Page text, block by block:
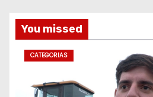
You missed
CATEGORIAS